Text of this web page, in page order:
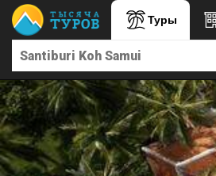
Туры
Главная
Туры в Турцию
Туры в Египет
Туры в ОАЭ